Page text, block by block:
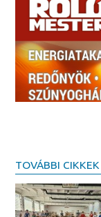
TOVÁBBI CIKKEK